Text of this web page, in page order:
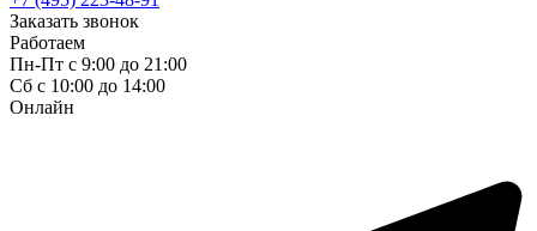
Заказать звонок
Работаем
Пн-Пт с 9:00 до 21:00
Сб с 10:00 до 14:00
Онлайн